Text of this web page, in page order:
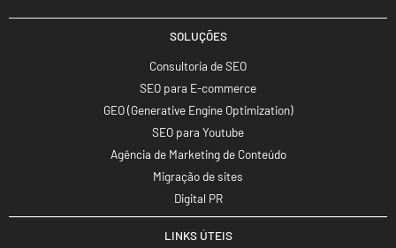
SOLUÇÕES
Consultoria de SEO
SEO para E-commerce
GEO (Generative Engine Optimization)
SEO para Youtube
Agência de Marketing de Conteúdo
Migração de sites
Digital PR
LINKS ÚTEIS